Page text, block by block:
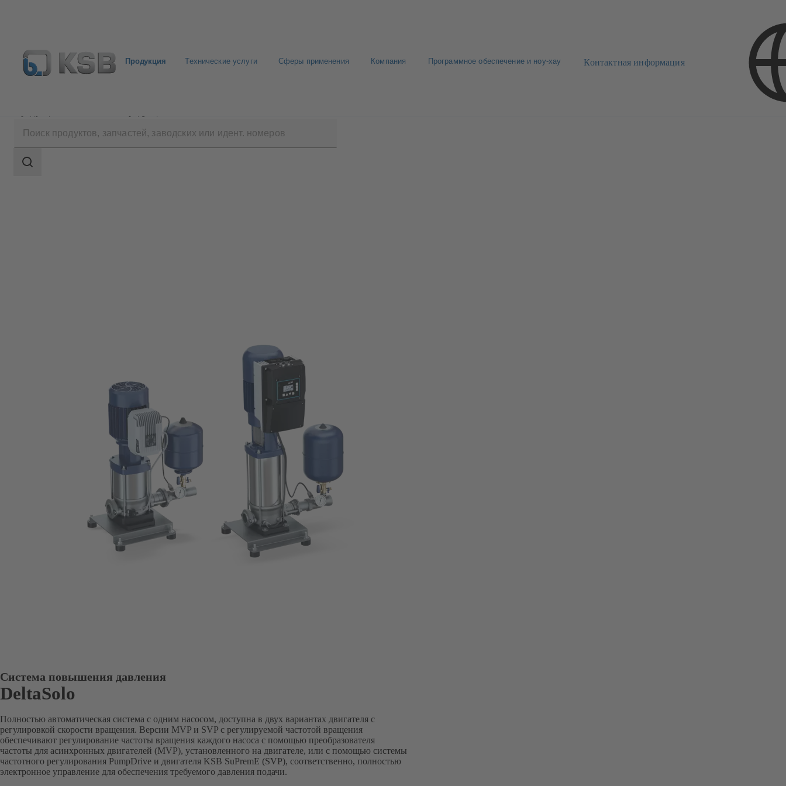
Продукция Технические услуги Сферы применения Компания Программное обеспечение и ноу-хау Контактная информация
поиска
Область
Система повышения давления
DeltaSolo
Полностью автоматическая система с одним насосом, доступна в двух вариантах двигателя с
регулировкой скорости вращения. Версии MVP и SVP с регулируемой частотой вращения
обеспечивают регулирование частоты вращения каждого насоса с помощью преобразователя
частоты для асинхронных двигателей (MVP), установленного на двигателе, или с помощью системы
частотного регулирования PumpDrive и двигателя KSB SuPremE (SVP), соответственно, полностью
электронное управление для обеспечения требуемого давления подачи.